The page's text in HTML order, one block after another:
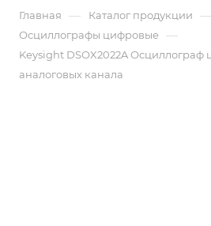
Главная — Каталог продукции —
Осциллографы цифровые —
Keysight DSOX2022A Осциллограф
аналоговых канала